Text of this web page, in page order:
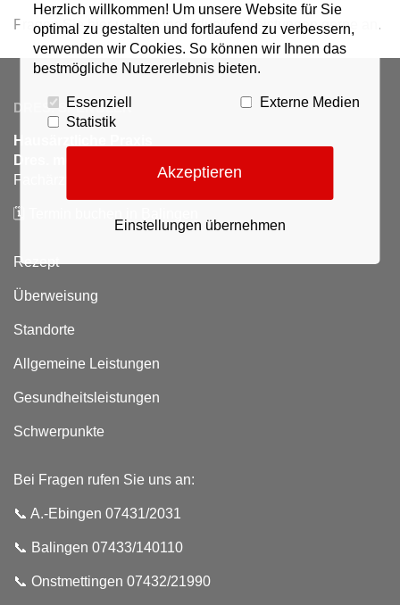
Fragen Sie hier unsere individuellen Leistungen gerne an.
DRES. SPENGLER
Hausärztliche Praxis
Dres. med. Spengler
Fachärzte für Allgemeinmedizin
🗓️
Rezept
Überweisung
Standorte
Allgemeine Leistungen
Gesundheitsleistungen
Schwerpunkte
Bei Fragen rufen Sie uns an:
📞 A.-Ebingen 07431/2031
📞 Balingen 07433/140110
📞 Onstmettingen 07432/21990
Herzlich willkommen! Um unsere Website für Sie
optimal zu gestalten und fortlaufend zu verbessern,
verwenden wir Cookies. So können wir Ihnen das
bestmögliche Nutzererlebnis bieten.
Essenziell
Externe Medien
Statistik
Akzeptieren
Einstellungen übernehmen